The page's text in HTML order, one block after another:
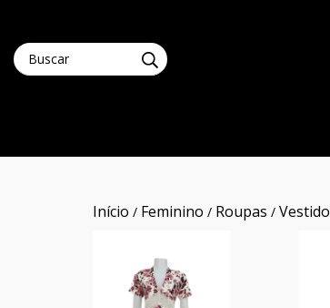
Início / Feminino / Roupas / Vestido